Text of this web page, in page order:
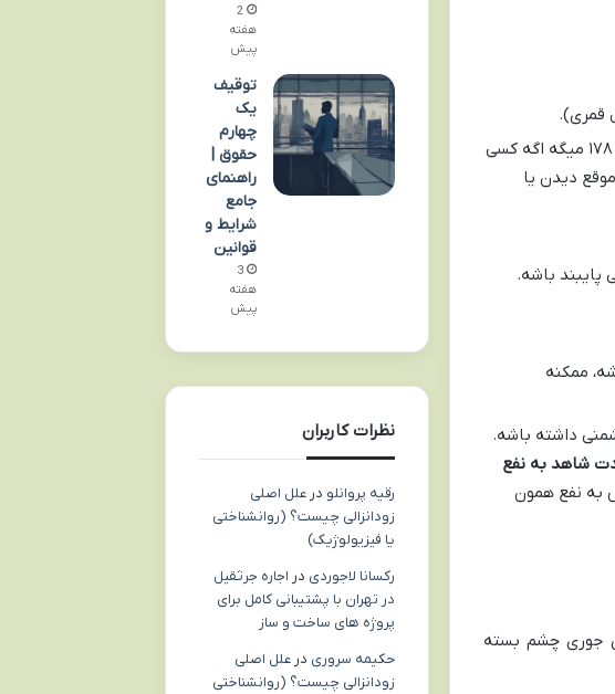
شاهد باید عاقل باشه. یعنی توی زمان شهادت دادن، جنون نداشته باشه. البته ماده ۱۷۸ میگه اگه کسی
دیدن یا
باشه.
ممکنه
داشته باشه.
شاهد به نفع
به نفع همون
جوری چشم بسته
2
هفته
پیش
توقیف
یک
چهارم
حقوق |
راهنمای
جامع
شرایط و
قوانین
3
هفته
پیش
نظرات کاربران
رقیه پروانلو در علل اصلی
زودانزالی چیست؟ (روانشناختی
یا فیزیولوژیک)
رکسانا لاجوردی در اجاره جرثقیل
در تهران با پشتیبانی کامل برای
پروژه های ساخت و ساز
حکیمه سروری در علل اصلی
زودانزالی چیست؟ (روانشناختی